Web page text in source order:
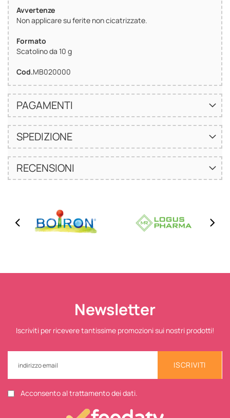
Avvertenze
Non applicare su ferite non cicatrizzate.
Formato
Scatolino da 10 g
Cod.MB020000
PAGAMENTI
SPEDIZIONE
RECENSIONI
Newsletter
Iscriviti per ricevere tantissime promozioni sui nostri prodotti!
ISCRIVITI
Acconsento al trattamento dei dati.